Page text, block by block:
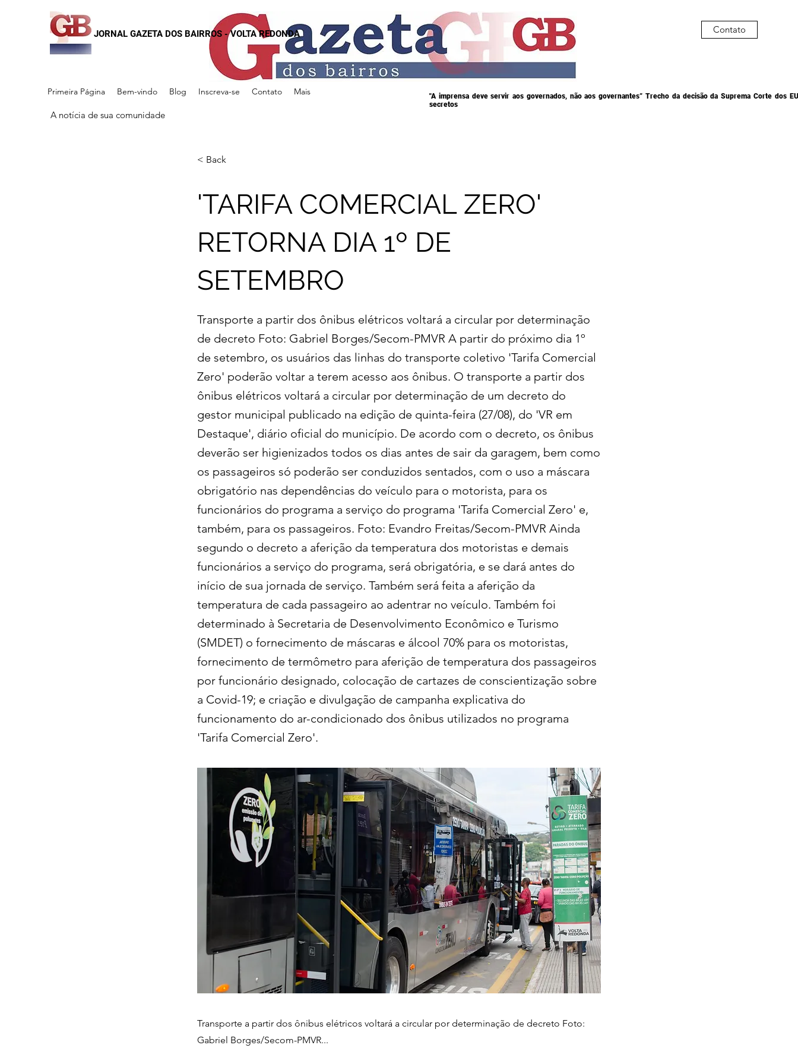
JORNAL GAZETA DOS BAIRROS - VOLTA REDONDA
Primeira Página Bem-vindo Blog Inscreva-se Contato Mais
A notícia de sua comunidade
"A imprensa deve servir aos governados, não aos governantes” Trecho da decisão da Suprema Corte dos
secretos
Contato
< Back
'TARIFA COMERCIAL ZERO'
RETORNA DIA 1º DE
SETEMBRO
Transporte a partir dos ônibus elétricos voltará a circular por determinação
de decreto Foto: Gabriel Borges/Secom-PMVR A partir do próximo dia 1º
de setembro, os usuários das linhas do transporte coletivo 'Tarifa Comercial
Zero' poderão voltar a terem acesso aos ônibus. O transporte a partir dos
ônibus elétricos voltará a circular por determinação de um decreto do
gestor municipal publicado na edição de quinta-feira (27/08), do 'VR em
Destaque', diário oficial do município. De acordo com o decreto, os ônibus
deverão ser higienizados todos os dias antes de sair da garagem, bem como
os passageiros só poderão ser conduzidos sentados, com o uso a máscara
obrigatório nas dependências do veículo para o motorista, para os
funcionários do programa a serviço do programa 'Tarifa Comercial Zero' e,
também, para os passageiros. Foto: Evandro Freitas/Secom-PMVR Ainda
segundo o decreto a aferição da temperatura dos motoristas e demais
funcionários a serviço do programa, será obrigatória, e se dará antes do
início de sua jornada de serviço. Também será feita a aferição da
temperatura de cada passageiro ao adentrar no veículo. Também foi
determinado à Secretaria de Desenvolvimento Econômico e Turismo
(SMDET) o fornecimento de máscaras e álcool 70% para os motoristas,
fornecimento de termômetro para aferição de temperatura dos passageiros
por funcionário designado, colocação de cartazes de conscientização sobre
a Covid-19; e criação e divulgação de campanha explicativa do
funcionamento do ar-condicionado dos ônibus utilizados no programa
'Tarifa Comercial Zero'.
Transporte a partir dos ônibus elétricos voltará a circular por determinação de decreto Foto:
Gabriel Borges/Secom-PMVR...